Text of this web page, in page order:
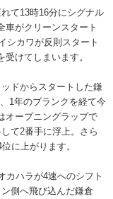
て13時16分にシグナル
車がクリーンスタート
シカワが反則スタート
けてしまいます。
ドからスタートした鎌
1年のブランクを経て今
オープニングラップで
て2番手に浮上。さら
に上がります。
カハラが4速へのシフト
側へ飛び込んだ鎌倉